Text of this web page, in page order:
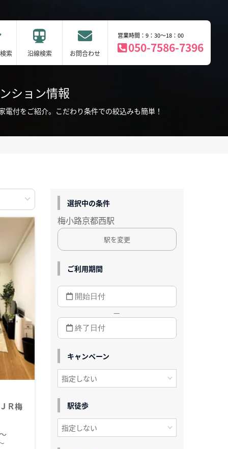
索 沿線検索 お問合わせ
営業時間：9：30～18：00
050-7586-7396
ション情報
付をご紹介。こだわり条件での絞込みも簡単！
Ｒ梅
選択中の条件
梅小路京都西駅
駅を変更
ご利用期間
—
キャンペーン
駅徒歩